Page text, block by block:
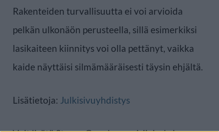
Rakenteiden turvallisuutta ei voi arvioida
pelkän ulkonäön perusteella, sillä esimerkiksi
lasikaiteen kiinnitys voi olla pettänyt, vaikka
kaide näyttäisi silmämääräisesti täysin ehjältä.
Lisätietoja: Julkisivuyhdistys